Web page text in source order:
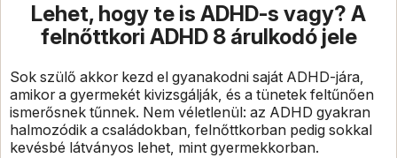
Lehet, hogy te is ADHD-s vagy? A
felnőttkori ADHD 8 árulkodó jele
Sok szülő akkor kezd el gyanakodni saját ADHD-jára,
amikor a gyermekét kivizsgálják, és a tünetek feltűnően
ismerősnek tűnnek. Nem véletlenül: az ADHD gyakran
halmozódik a családokban, felnőttkorban pedig sokkal
kevésbé látványos lehet, mint gyermekkorban.